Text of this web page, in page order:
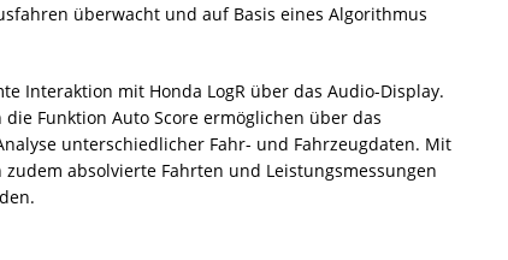
überwacht und auf Basis eines Algorithmus
Interaktion mit Honda LogR über das Audio-Display.
Funktion Auto Score ermöglichen über das
unterschiedlicher Fahr- und Fahrzeugdaten. Mit
zudem absolvierte Fahrten und Leistungsmessungen